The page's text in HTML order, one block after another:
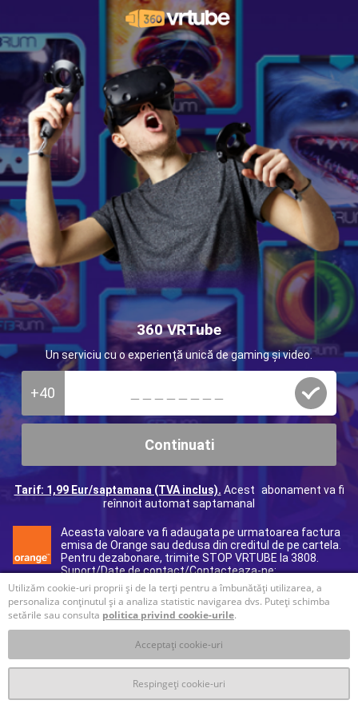
Utilizăm cookie-uri proprii și de la terți pentru a îmbunătăți utilizarea, a
personaliza conținutul și a analiza statistic navigarea dvs. Puteți schimba
setările sau consulta politica privind cookie-urile.
Acceptați cookie-uri
Respingeți cookie-uri
360 VRTube
Un serviciu cu o experiență unică de gaming și video.
+40
Continuati
Tarif: 1,99 Eur/saptamana (TVA inclus). Acest abonament va fi
reînnoit automat saptamanal
Aceasta valoare va fi adaugata pe urmatoarea factura
emisa de Orange sau dedusa din creditul de pe cartela.
Pentru dezabonare, trimite STOP VRTUBE la 3808.
Suport/Date de contact/Contacteaza-ne:
40312295017 (tarif normal), e-mail: ro@helpdcb.com
T&C Prelucrare datelor personale